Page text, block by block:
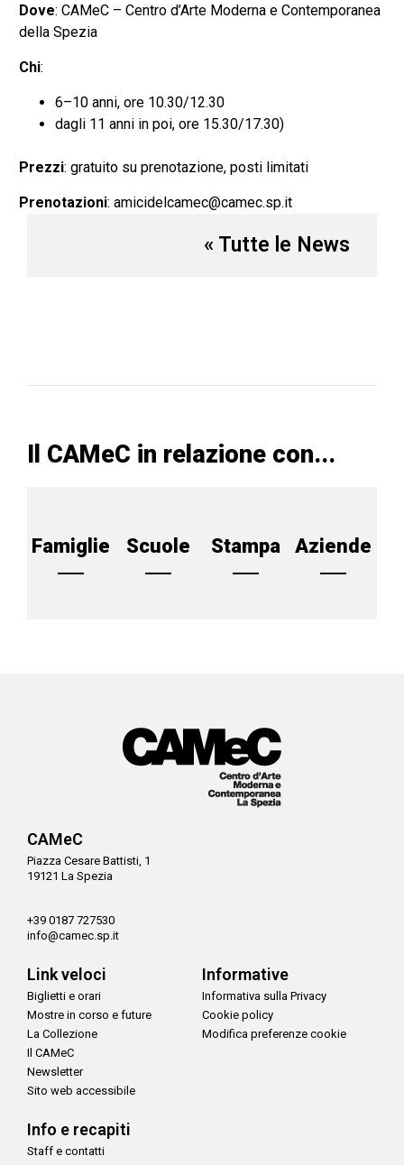
Dove: CAMeC – Centro d’Arte Moderna e Contemporanea
della Spezia
Chi:
6–10 anni, ore 10.30/12.30
dagli 11 anni in poi, ore 15.30/17.30)
Prezzi: gratuito su prenotazione, posti limitati
Prenotazioni: amicidelcamec@camec.sp.it
« Tutte le News
Il CAMeC in relazione con...
Famiglie Scuole Stampa Aziende
CAMeC
Piazza Cesare Battisti, 1
19121 La Spezia
+39 0187 727530
info@camec.sp.it
Link veloci
Biglietti e orari
Mostre in corso e future
La Collezione
Il CAMeC
Newsletter
Sito web accessibile
Informative
Informativa sulla Privacy
Cookie policy
Modifica preferenze cookie
Info e recapiti
Staff e contatti